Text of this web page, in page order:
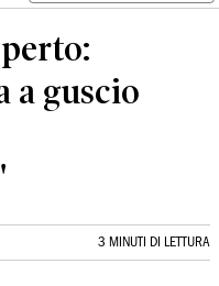
a guscio
3 MINUTI DI LETTURA